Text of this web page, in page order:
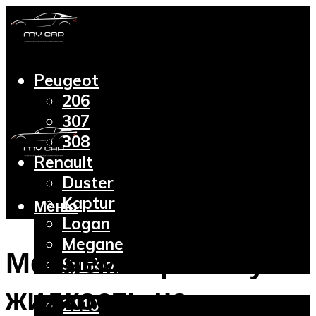
Peugeot
206
307
308
Renault
Duster
Kaptur
Logan
Megane
Symbol
2110
Меню
Меняем тормозную
жидкость на